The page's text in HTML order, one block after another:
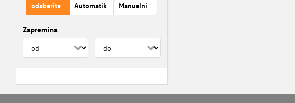
odaberite Automatik Manuelni
Zapremina